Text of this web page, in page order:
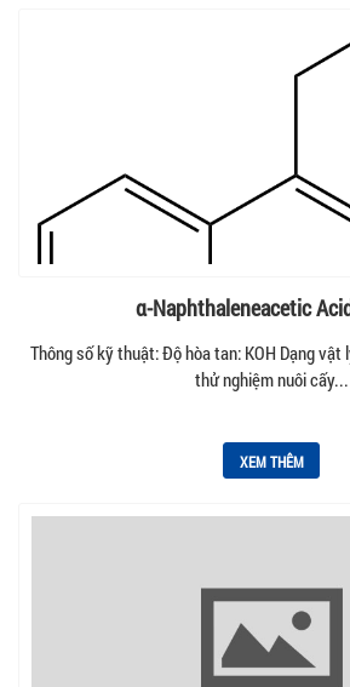
α-Naphthaleneacetic
Thông số kỹ thuật: Độ hòa tan: KOH Dạng vật
thử nghiệm nuôi cấy...
XEM THÊM